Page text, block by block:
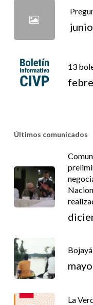
13
Últimos comunicados
La